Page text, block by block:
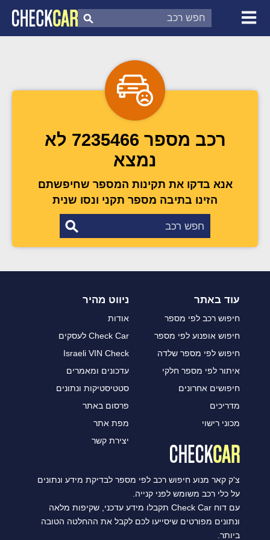
צ'ק קאר
דוח בדיקת רכב
רכב מספר 7235466 לא
נמצא
אנא בדקו את תקינות המספר שחיפשתם
הזינו בתיבה מספר תקני ונסו שנית
עוד באתר
חיפוש רכב לפי מספר
חיפוש אופנוע לפי מספר
חיפוש לפי מספר שלדה
איתור לפי מספר חלקי
חיפושים אחרונים
מדריכים
מכוני רישוי
ניווט מהיר
אודות
Check Car לעסקים
Israeli VIN Check
עדכונים ומאמרים
סטטיסטיקות ונתונים
פרסום באתר
מפת אתר
יצירת קשר
צ'ק קאר מנוע חיפוש רכב לפי מספר לבדיקת מידע ונתונים
על כלי רכב משומש לפני קנייה.
עם דוח Check Car תקבלו מידע עדכני, שקיפות מלאה
ונתונים מפורטים שיסייעו לכם לקבל את ההחלטה הטובה
ביותר.